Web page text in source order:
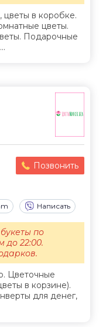
цветы в коробке.
цветы.
Подарочные
Позвонить
Написать
Цветочные
в корзине).
для денег,
по
до 22:00.